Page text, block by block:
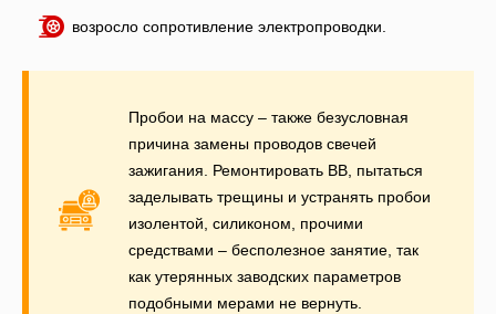
возросло сопротивление электропроводки.
Пробои на массу – также безусловная
причина замены проводов свечей
зажигания. Ремонтировать ВВ, пытаться
заделывать трещины и устранять пробои
изолентой, силиконом, прочими
средствами – бесполезное занятие, так
как утерянных заводских параметров
подобными мерами не вернуть.